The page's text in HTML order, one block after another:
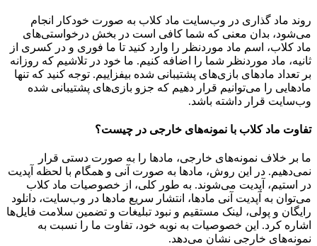
روند ماد گذاری در وب‌سایت ماد کلاب به صورت خودکار انجام
می‌شود، بدان معنی که شما کافی است در بخش درخواستی‌های
ماد کلاب، اسم ماد موردنظر را وارد کنید تا ما فوری و در کسری از
ثانیه، ماد موردنظر شما را اضافه کنیم. ما خود در تلاشیم که روزانه
بر تعداد مادهای بازی‌های پشتیبانی شده بیفزاییم. توجه کنید که تنها
مادهایی را می‌توانیم قرار دهیم که جزو بازی‌های پشتیبانی شده
وب‌سایت قرار داشته باشد.
تفاوت ماد کلاب با نمونه‌های خارجی در چیست؟
ما بر خلاف نمونه‌های خارجی، مادها را به صورت دستی قرار
نمی‌دهیم. در این روش، مادها به صورت آنی و همگام با لحظه آپدیت
در استیم، آپدیت می‌شوند. به طور کلی، از خصوصیات ماد کلاب
می‌‌توان به آپدیت آنی مادها، انتشار سریع مادها در وب‌سایت، دانلود
رایگان و پولی، لینک مستقیم و نبود تبلیغات و تضمین سلامت فایل‌ها
اشاره کرد. این خصوصیات به نوبه خود، تفاوت ما را نسبت به
نمونه‌های خارجی نشان می‌دهد.